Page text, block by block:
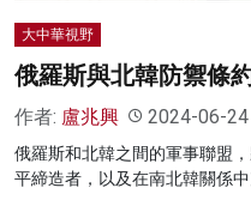
大中華視野
俄羅斯與北韓防禦條
作者: 盧兆興 2024-06-24
俄羅斯和北韓之間的軍事聯盟
平締造者，以及在南北韓關係